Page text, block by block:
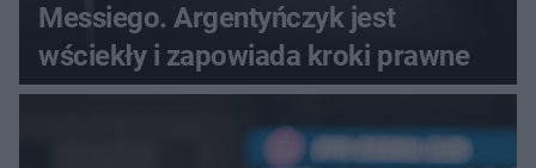
Messiego. Argentyńczyk jest
wściekły i zapowiada kroki prawne